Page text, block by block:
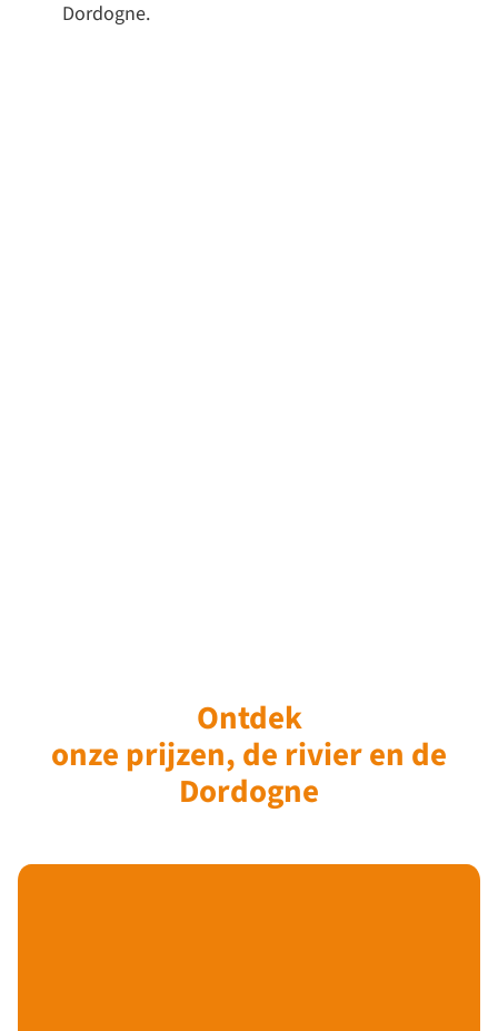
Dordogne.
Ontdek
onze prijzen, de rivier en de
Dordogne